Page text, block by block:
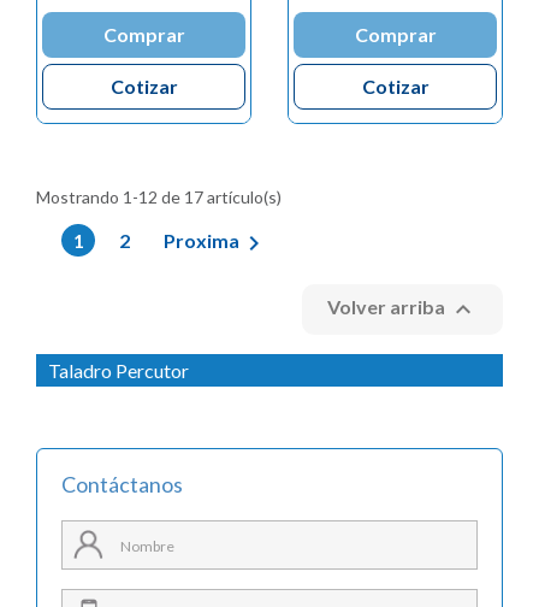
Taladro Percutor
Contáctanos
Comprar
Cotizar
Comprar
Cotizar
Mostrando 1-12 de 17 artículo(s)
1 2 Proxima 
Volver arriba 